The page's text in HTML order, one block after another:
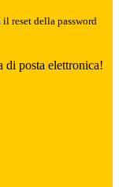
reset della password
di posta elettronica!